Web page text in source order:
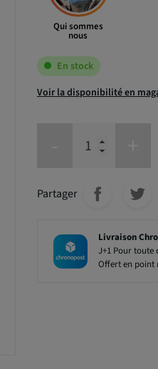
Qui sommes
nous
En stock
Voir la disponibilité en
Partager
Livraison
J+1 Pour toute
Offert en point